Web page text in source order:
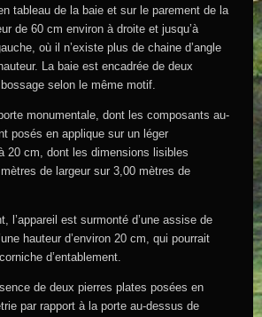
tableau de la baie et sur le parement de la
de 60 cm environ à droite et jusqu’à
où il n’existe plus de chaine d’angle
La baie est encadrée de deux
selon le même motif.
porte monumentale, dont les composants au-
posés en applique sur un léger
20 cm, dont les dimensions lisibles
de largeur sur 3,00 mètres de
l’appareil est surmonté d’une assise de
hauteur d’environ 20 cm, qui pourrait
d’entablement.
de deux pierres plates posées en
par rapport à la porte au-dessus de